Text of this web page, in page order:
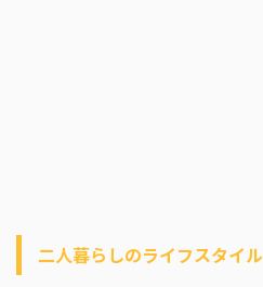
二人暮らしのライフスタイル